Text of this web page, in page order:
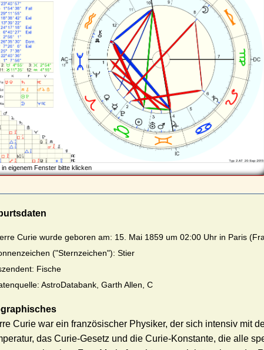
eigenem Fenster bitte klicken
Curie wurde geboren am: 15. Mai 1859 um 02:00 Uhr in Paris
("Sternzeichen"): Stier
Fische
AstroDatabank, Garth Allen, C
Curie war ein französischer Physiker, der sich intensiv mit
das Curie-Gesetz und die Curie-Konstante, die alle